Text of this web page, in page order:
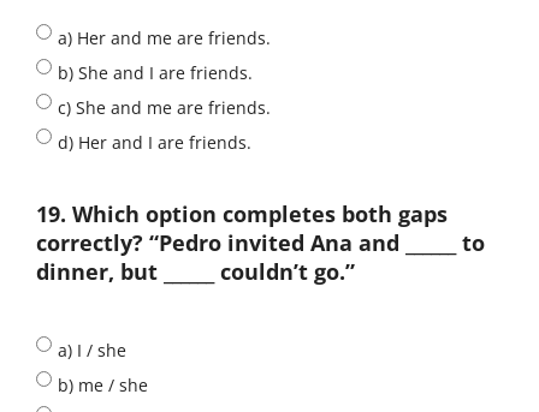
a) Her and me are friends.
b) She and I are friends.
c) She and me are friends.
d) Her and I are friends.
19. Which option completes both gaps
correctly? “Pedro invited Ana and ______ to
dinner, but ______ couldn’t go.”
a) I / she
b) me / she